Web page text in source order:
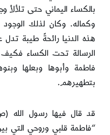
بالكساء اليماني حتى تلألأ
وكماله. وكان لذلك
هذه الدنيا رائحةً طيبة
الرسالة تحت الكساء
فاطمة وأبوها وبعلها
بتطهيرهم.
قد قال فيها رسول الله
“فاطمة قلبي وروحي التي